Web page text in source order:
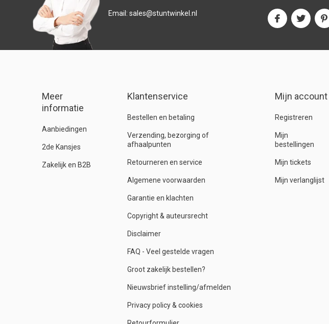
Email: sales@stuntwinkel.nl
Meer
informatie
Aanbiedingen
2de Kansjes
Zakelijk en B2B
Klantenservice
Bestellen en betaling
Verzending, bezorging of
afhaalpunten
Retourneren en service
Algemene voorwaarden
Garantie en klachten
Copyright & auteursrecht
Disclaimer
FAQ - Veel gestelde vragen
Groot zakelijk bestellen?
Nieuwsbrief instelling/afmelden
Privacy policy & cookies
Mijn account
Registreren
Mijn
bestellingen
Mijn tickets
Mijn verlanglijst